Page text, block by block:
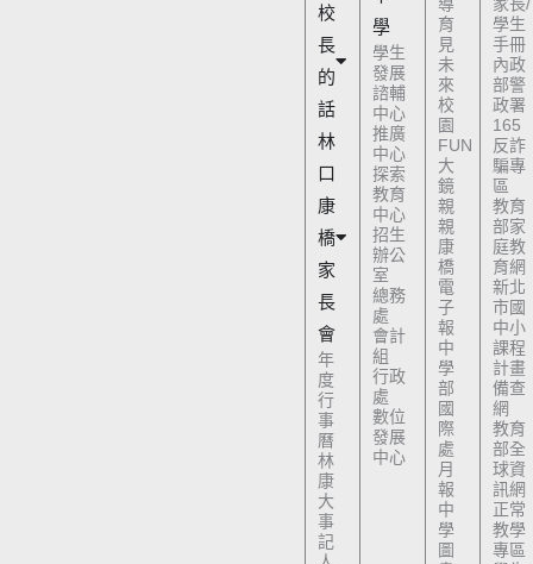
校
長
的
話
林
口
康
橋
家
長
會
年
度
行
事
曆
林
康
大
事
記
學
學生
發展
諮輔
中心
推廣
中心
探索
教育
中心
招生
辦公
室
總務
處
會計
組
行政
處
數位
發展
中心
育
見
未
來
校
園
FUN
大
鏡
親
親
康
橋
電
子
報
中
學
部
國
際
處
月
報
中
學
圖
學生
手冊
內政
部警
政署
165
反詐
騙專
區
教育
部家
庭教
育網
新北
市國
中小
課程
計畫
備查
網
教育
部全
球資
訊網
正常
教學
專區